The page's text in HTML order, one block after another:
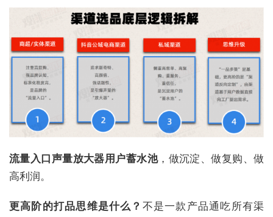
流量入口声量放大器用户蓄水池，做沉淀、做复购、做
高利润。
更高阶的打品思维是什么？ 不是一款产品通吃所有渠